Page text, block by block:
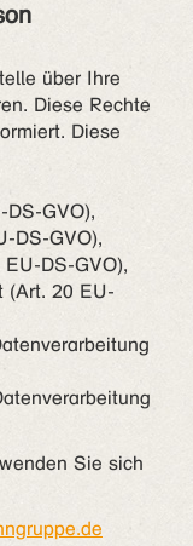
über Ihre
Diese Rechte
Diese
GVO),
DS-GVO),
DS-GVO),
(Art. 20 EU-
Sie sich